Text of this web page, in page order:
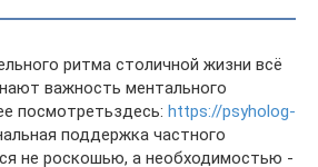
ритма столичной жизни всё
важность ментального
посмотретьздесь: https://psyholog-
поддержка частного
не роскошью, а необходимостью -